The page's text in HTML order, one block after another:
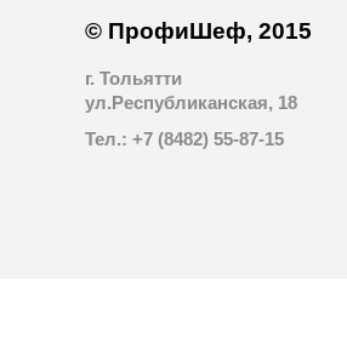
© ПрофиШеф, 2015
г. Тольятти
ул.Республиканская, 18
Тел.: +7 (8482) 55-87-15